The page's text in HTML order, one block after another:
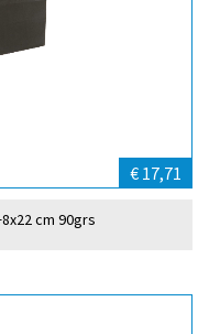
€ 17,71
cm 90grs